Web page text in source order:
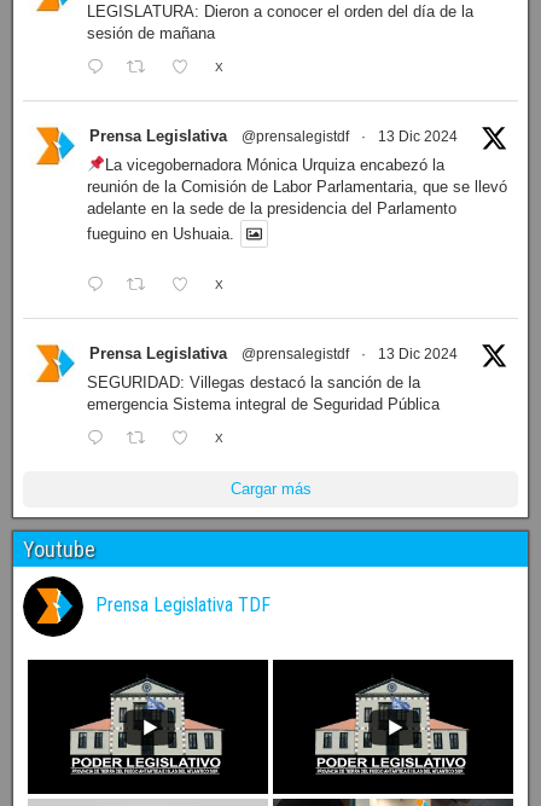
LEGISLATURA: Dieron a conocer el orden del día de la
sesión de mañana
X
Prensa Legislativa @prensalegistdf · 13 Dic 2024
La vicegobernadora Mónica Urquiza encabezó la
reunión de la Comisión de Labor Parlamentaria, que se llevó
adelante en la sede de la presidencia del Parlamento
fueguino en Ushuaia.
X
Prensa Legislativa @prensalegistdf · 13 Dic 2024
SEGURIDAD: Villegas destacó la sanción de la
emergencia Sistema integral de Seguridad Pública
X
Cargar más
Youtube
Prensa Legislativa TDF